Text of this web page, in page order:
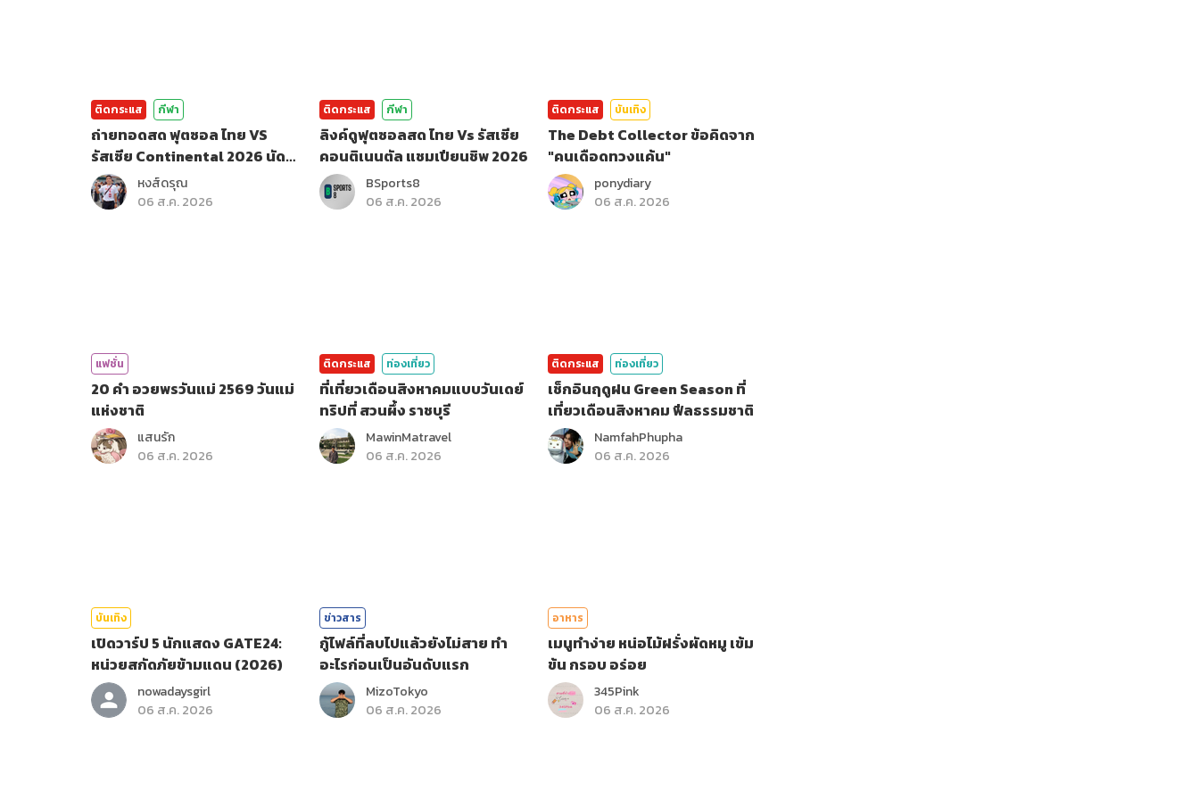
ติดกระแส กีฬา
ถ่ายทอดสด ฟุตซอล ไทย VS
รัสเซีย Continental 2026 นัด
สุดท้าย
หงส์ดรุณ
06 ส.ค. 2026
ติดกระแส กีฬา
ลิงค์ดูฟุตซอลสด ไทย Vs รัสเซีย
คอนติเนนตัล แชมเปียนชิพ 2026
BSports8
06 ส.ค. 2026
ติดกระแส บันเทิง
The Debt Collector ข้อคิดจาก
"คนเดือดทวงแค้น"
ponydiary
06 ส.ค. 2026
แฟชั่น
20 คำ อวยพรวันแม่ 2569 วันแม่
แห่งชาติ
แสนรัก
06 ส.ค. 2026
ติดกระแส ท่องเที่ยว
ที่เที่ยวเดือนสิงหาคมแบบวันเดย์
ทริปที่ สวนผึ้ง ราชบุรี
MawinMatravel
06 ส.ค. 2026
ติดกระแส ท่องเที่ยว
เช็กอินฤดูฝน Green Season ที่
เที่ยวเดือนสิงหาคม ฟีลธรรมชาติ
NamfahPhupha
06 ส.ค. 2026
บันเทิง
เปิดวาร์ป 5 นักแสดง GATE24:
หน่วยสกัดภัยข้ามแดน (2026)
nowadaysgirl
06 ส.ค. 2026
ข่าวสาร
กู้ไฟล์ที่ลบไปแล้วยังไม่สาย ทำ
อะไรก่อนเป็นอันดับแรก
MizoTokyo
06 ส.ค. 2026
อาหาร
เมนูทำง่าย หน่อไม้ฝรั่งผัดหมู เข้ม
ข้น กรอบ อร่อย
345Pink
06 ส.ค. 2026